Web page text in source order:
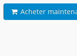
Acheter